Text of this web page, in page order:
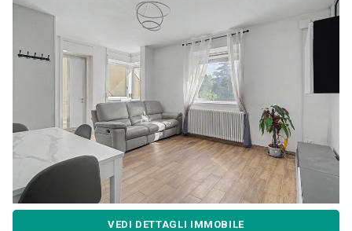
VEDI DETTAGLI IMMOBILE